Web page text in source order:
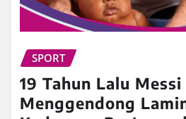
SPORT
19 Tahun Lalu Messi
Menggendong